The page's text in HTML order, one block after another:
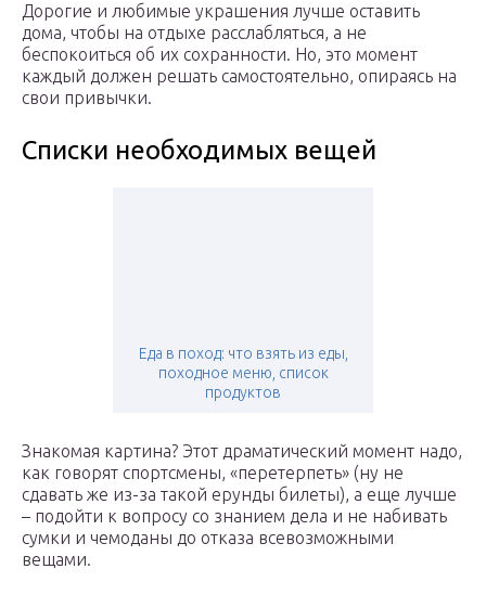
Дорогие и любимые украшения лучше оставить
дома, чтобы на отдыхе расслабляться, а не
беспокоиться об их сохранности. Но, это момент
каждый должен решать самостоятельно, опираясь на
свои привычки.
Списки необходимых вещей
Еда в поход: что взять из еды,
походное меню, список
продуктов
Знакомая картина? Этот драматический момент надо,
как говорят спортсмены, «перетерпеть» (ну не
сдавать же из-за такой ерунды билеты), а еще лучше
– подойти к вопросу со знанием дела и не набивать
сумки и чемоданы до отказа всевозможными
вещами.